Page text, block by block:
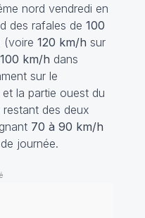
nord vendredi en
des rafales de 100
(voire 120 km/h sur
km/h dans
sur le
la partie ouest du
des deux
70 à 90 km/h
journée.